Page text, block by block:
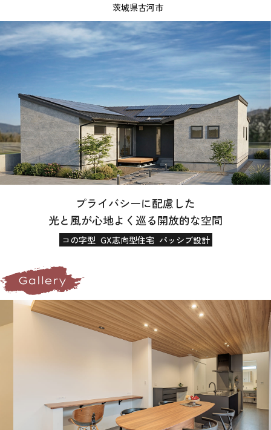
茨城県古河市
プライバシーに配慮した
光と風が心地よく巡る開放的な空間
コの字型 GX志向型住宅 パッシブ設計